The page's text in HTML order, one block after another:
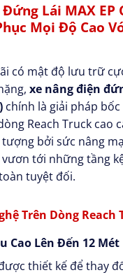
Lái MAX EP
Mọi Độ Cao
có mật độ lưu trữ
xe nâng điện
chính là giải pháp
Reach Truck cao
bởi sức nâng
tới những tầng
tuyệt đối.
Trên Dòng Reach
Cao Lên Đến 12 Mét
được thiết kế để thay